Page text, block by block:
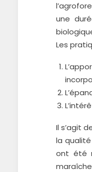
une
Les
Il s’agit
la
ont été